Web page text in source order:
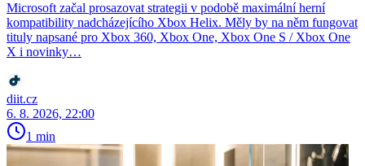
Microsoft začal prosazovat strategii v podobě maximální herní
kompatibility nadcházejícího Xbox Helix. Měly by na něm fungovat
tituly napsané pro Xbox 360, Xbox One, Xbox One S / Xbox One
X i novinky…
diit.cz
6. 8. 2026, 22:00
1 min